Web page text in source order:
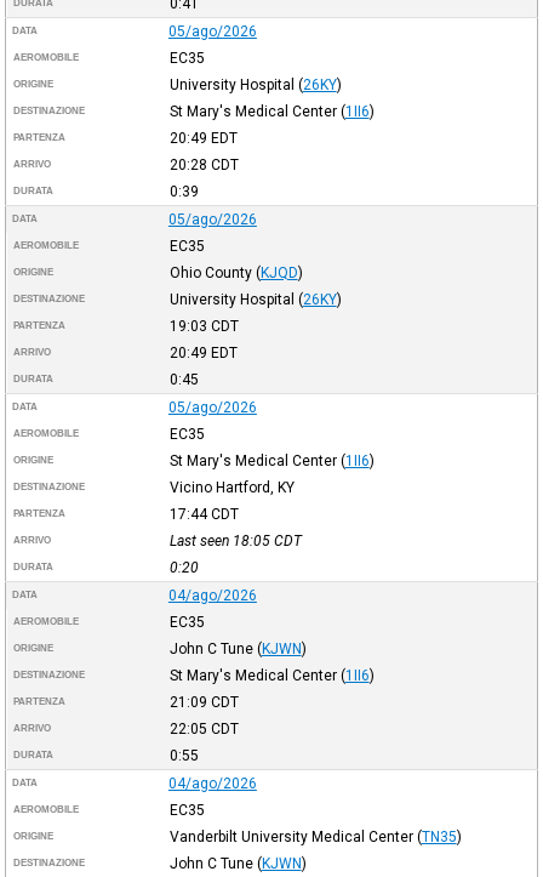
DURATA
DATA 05/ago/2026
AEROMOBILE EC35
ORIGINE University Hospital (26KY)
DESTINAZIONE St Mary's Medical Center (1II6)
PARTENZA 20:49 EDT
ARRIVO 20:28 CDT
DURATA 0:39
DATA 05/ago/2026
AEROMOBILE EC35
ORIGINE Ohio County (KJQD)
DESTINAZIONE University Hospital (26KY)
PARTENZA 19:03 CDT
ARRIVO 20:49 EDT
DURATA 0:45
DATA 05/ago/2026
AEROMOBILE EC35
ORIGINE St Mary's Medical Center (1II6)
DESTINAZIONE Vicino Hartford, KY
PARTENZA 17:44CDT
ARRIVO Last seen 18:05 CDT
DURATA 0:20
DATA 04/ago/2026
AEROMOBILE EC35
ORIGINE John C Tune (KJWN)
DESTINAZIONE St Mary's Medical Center (1II6)
PARTENZA 21:09 CDT
ARRIVO 22:05 CDT
DURATA 0:55
DATA 04/ago/2026
AEROMOBILE EC35
ORIGINE Vanderbilt University Medical Center (TN35)
DESTINAZIONE John C Tune (KJWN)